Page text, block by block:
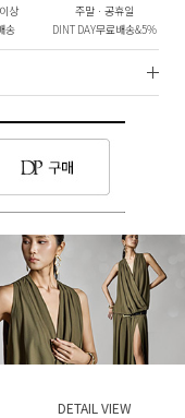
상
송
주말ㆍ공휴일
DINT DAY무료배송&5%
DETAIL VIEW